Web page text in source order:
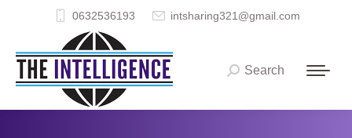
0632536193 intsharing321@gmail.com
Search:
Search